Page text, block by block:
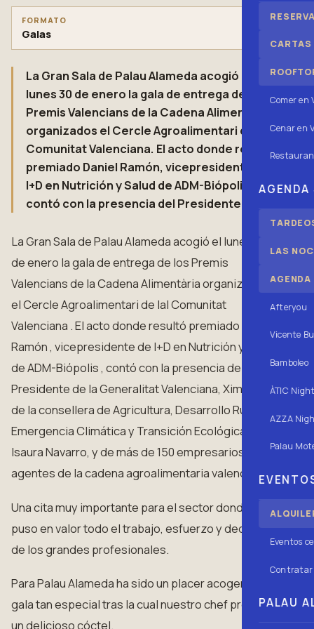
CARTAS
Comer en
Cenar en
AGENDA
LAS
Afteryou
Vicente
Bamboleo
ÀTIC
AZZA
Palau
Eventos
Contratar
PALAU
FORMATO
Galas
La Gran Sala de Palau Alameda acogió el
lunes 30 de enero la gala de entrega de los
Premis Valencians de la Cadena Alimentària
organizados el Cercle Agroalimentari de lal
Comunitat Valenciana. El acto donde resultó
premiado Daniel Ramón, vicepresidente de
I+D en Nutrición y Salud de ADM-Biópolis,
contó con la presencia del Presidente de…
La Gran Sala de Palau Alameda acogió el lunes 30
de enero la gala de entrega de los Premis
Valencians de la Cadena Alimentària organizados
el Cercle Agroalimentari de lal Comunitat
Valenciana . El acto donde resultó premiado Daniel
Ramón , vicepresidente de I+D en Nutrición y Salud
de ADM-Biópolis , contó con la presencia del
Presidente de la Generalitat Valenciana, Ximo Puig,
de la consellera de Agricultura, Desarrollo Rural,
Emergencia Climática y Transición Ecológica,
Isaura Navarro, y de más de 150 empresarios y
agentes de la cadena agroalimentaria valenciana.
Una cita muy importante para el sector donde se
puso en valor todo el trabajo, esfuerzo y dedicado
de los grandes profesionales.
Para Palau Alameda ha sido un placer acoger esta
gala tan especial tras la cual nuestro chef preparó
un delicioso cóctel.